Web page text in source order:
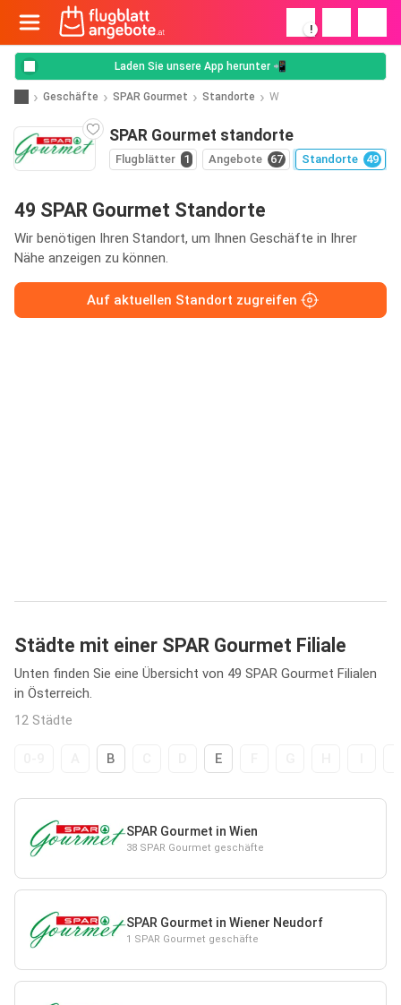
!
Laden Sie unsere App herunter 📲
Geschäfte SPAR Gourmet Standorte W
SPAR Gourmet standorte
Flugblätter 1 Angebote 67 Standorte 49
49 SPAR Gourmet Standorte
Wir benötigen Ihren Standort, um Ihnen Geschäfte in Ihrer
Nähe anzeigen zu können.
Auf aktuellen Standort zugreifen
Städte mit einer SPAR Gourmet Filiale
Unten finden Sie eine Übersicht von 49 SPAR Gourmet Filialen
in Österreich.
12 Städte
B E
SPAR Gourmet in Wien
38 SPAR Gourmet geschäfte
SPAR Gourmet in Wiener Neudorf
1 SPAR Gourmet geschäfte